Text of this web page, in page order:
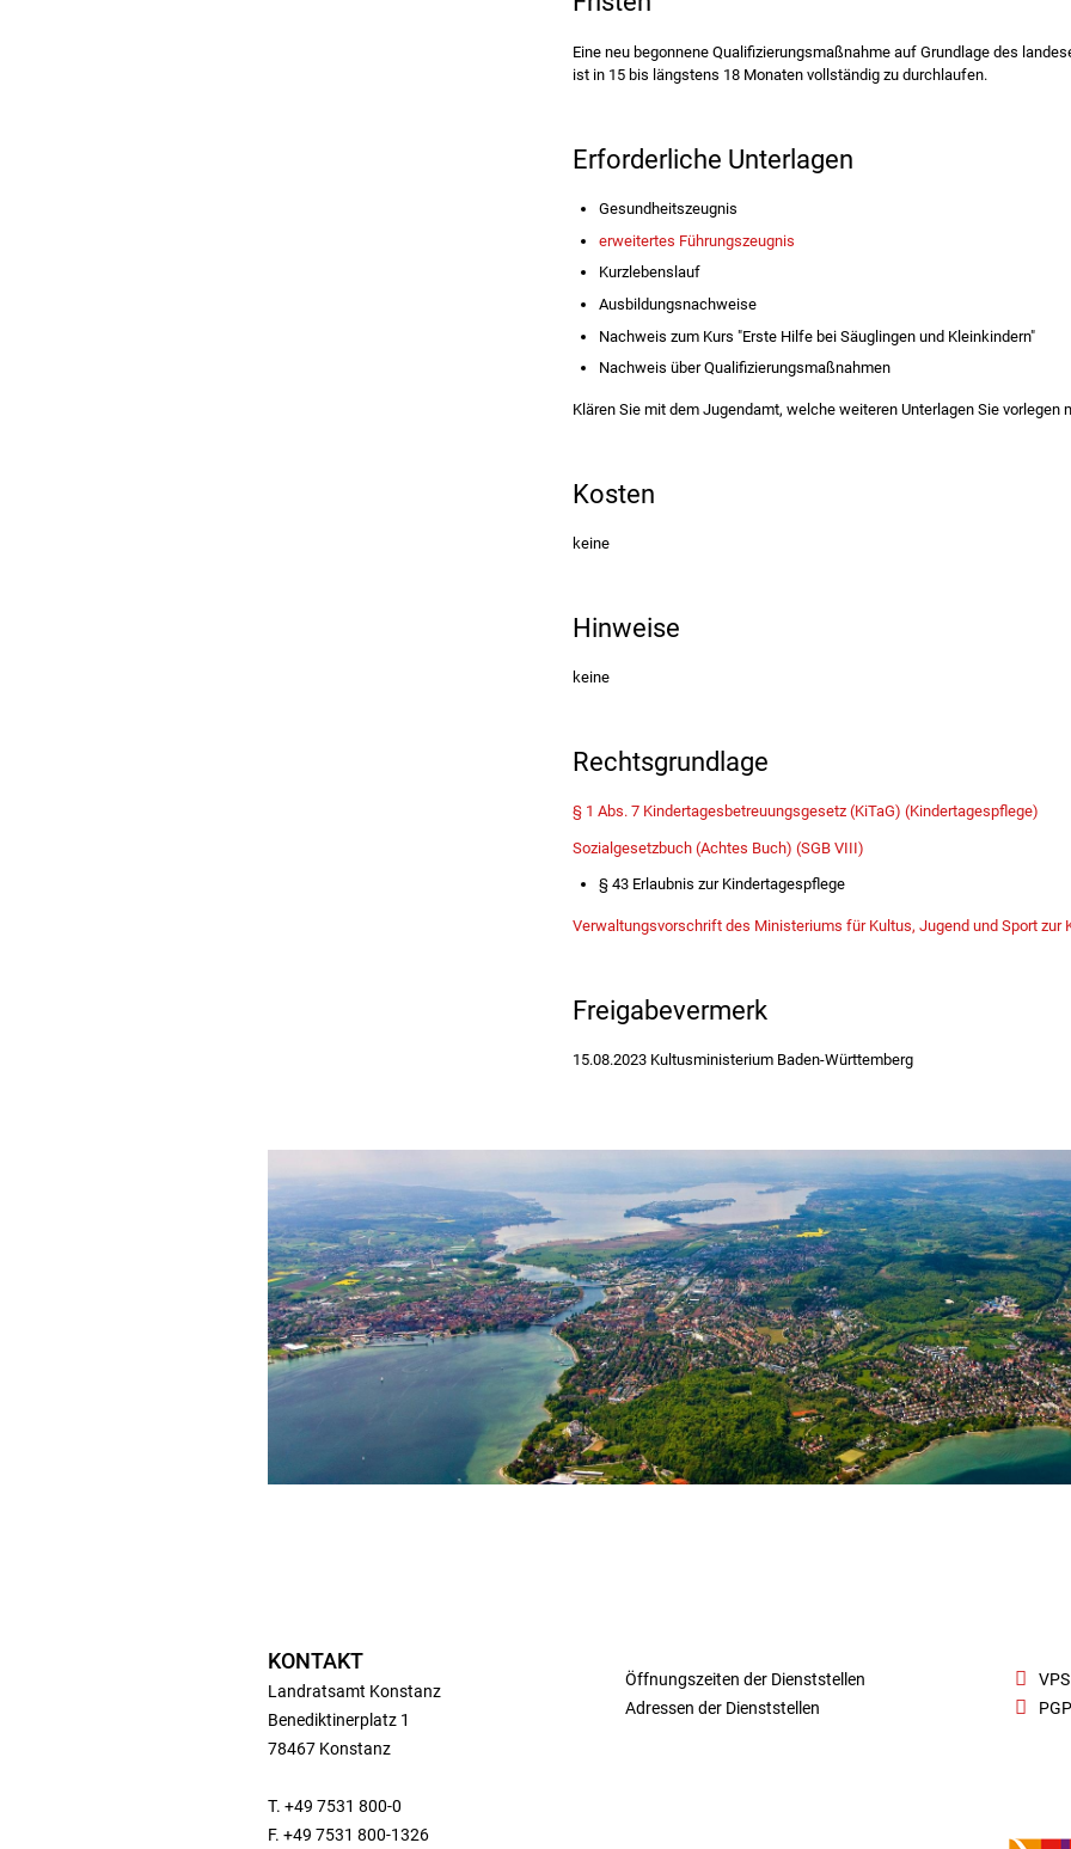
Eine neu begonnene Qualifizierungsmaßnahme auf Grundlage des
ist in 15 bis längstens 18 Monaten vollständig zu durchlaufen.
Erforderliche Unterlagen
Gesundheitszeugnis
erweitertes Führungszeugnis
Kurzlebenslauf
Ausbildungsnachweise
Nachweis zum Kurs "Erste Hilfe bei Säuglingen und Kleinkindern"
Nachweis über Qualifizierungsmaßnahmen
Klären Sie mit dem Jugendamt, welche weiteren Unterlagen Sie vorlegen
Kosten
keine
Hinweise
keine
Rechtsgrundlage
§ 1 Abs. 7 Kindertagesbetreuungsgesetz (KiTaG) (Kindertagespflege)
Sozialgesetzbuch (Achtes Buch) (SGB VIII)
§ 43 Erlaubnis zur Kindertagespflege
Verwaltungsvorschrift des Ministeriums für Kultus, Jugend und Sport zur
Freigabevermerk
15.08.2023 Kultusministerium Baden-Württemberg
KONTAKT
Landratsamt Konstanz
Benediktinerplatz 1
78467 Konstanz
T. +49 7531 800-0
F. +49 7531 800-1326
Öffnungszeiten der Dienststellen
Adressen der Dienststellen